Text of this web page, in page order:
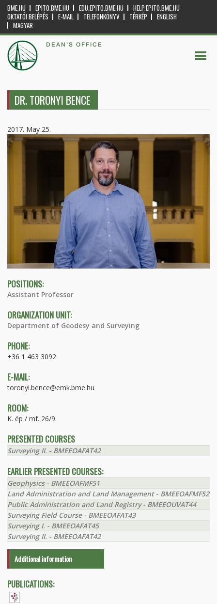
BME.HU EPITO.BME.HU EDU.EPITO.BME.HU
HELP.EPITO.BME.HU
OKTATÓI BELÉPÉS
E-MAIL TELEFONKÖNYV TÉRKÉP
ENGLISH
MAGYAR
DEAN'S OFFICE
DR. TORONYI BENCE
2017. May 25.
POSITIONS:
Assistant Professor
ORGANIZATION UNIT:
Department of Geodesy and Surveying
PHONE:
+36 1 463 3092
E-MAIL:
toronyi.bence@emk.bme.hu
ROOM:
K. ép / mf. 26/9.
PRESENTED COURSES
Surveying II. - BMEEOAFAT42
EARLIER PRESENTED COURSES:
Geophysics - BMEEOAFMF51
Land Administration and Land Management - BMEEOAFMF52
Public Administration and Land Registry - BMEEOUVAT44
Surveying Field Course - BMEEOAFAT43
Surveying I. - BMEEOAFAT45
Surveying II. - BMEEOAFAT42
Additional information
PUBLICATIONS: